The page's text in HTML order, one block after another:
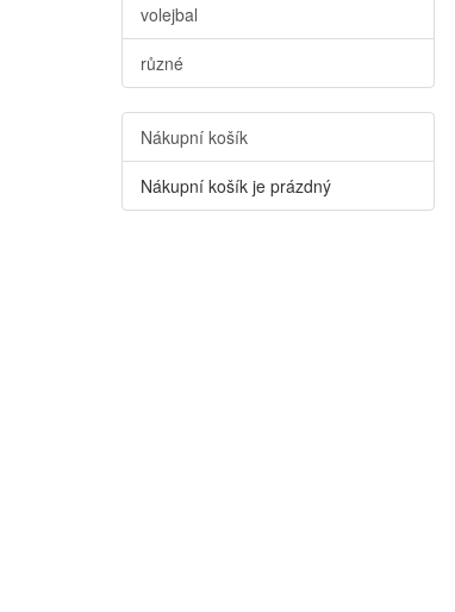
volejbal
různé
Nákupní košík
Nákupní košík je prázdný